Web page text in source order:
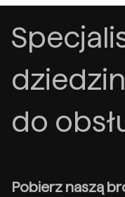
do
Pobierz naszą